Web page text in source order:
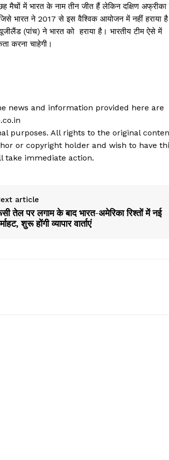
मैचों में भारत के नाम तीन जीत हैं लेकिन दक्षिण अफ्रीका
भारत ने 2017 से इस वैश्विक आयोजन में नहीं हराया
(पांच) ने भारत को हराया है। भारतीय टीम ऐसे में
करना चाहेगी।
news and information provided here are
purposes. All rights to the original
or copyright holder and wish to have
take immediate action.
article
तेल पर लगाम के बाद भारत-अमेरिका रिश्तों में नई
शुरू होंगी व्यापार वार्ताएं